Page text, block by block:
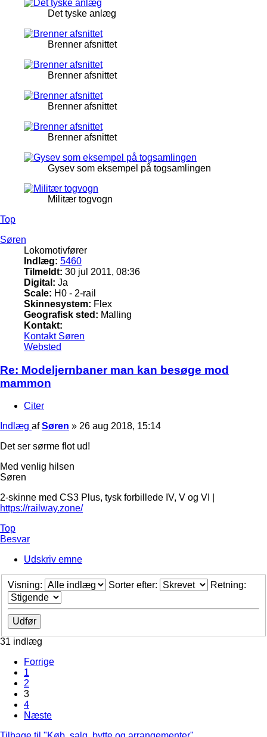
Det tyske anlæg
Brenner afsnittet
Brenner afsnittet
Brenner afsnittet
Brenner afsnittet
Gysev som eksempel på togsamlingen
Militær togvogn
Top
Søren
Lokomotivfører
Indlæg: 5460
Tilmeldt: 30 jul 2011, 08:36
Digital: Ja
Scale: H0 - 2-rail
Skinnesystem: Flex
Geografisk sted: Malling
Kontakt:
Kontakt Søren
Websted
Re: Modeljernbaner man kan besøge mod
mammon
Citer
Indlæg afSøren » 26 aug 2018, 15:14
Det ser sørme flot ud!
Med venlig hilsen
Søren
2-skinne med CS3 Plus, tysk forbillede IV, V og VI |
https://railway.zone/
Top
Besvar
Udskriv emne
Visning: Sorter efter: Retning:
31 indlæg
Forrige
1
2
3
4
Næste